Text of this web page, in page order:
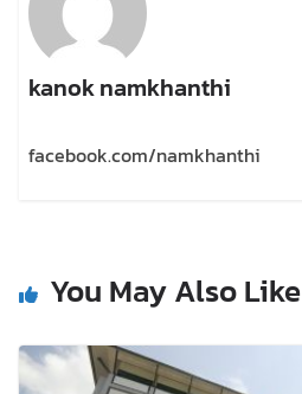
kanok namkhanthi
facebook.com/namkhanthi
You May Also Like